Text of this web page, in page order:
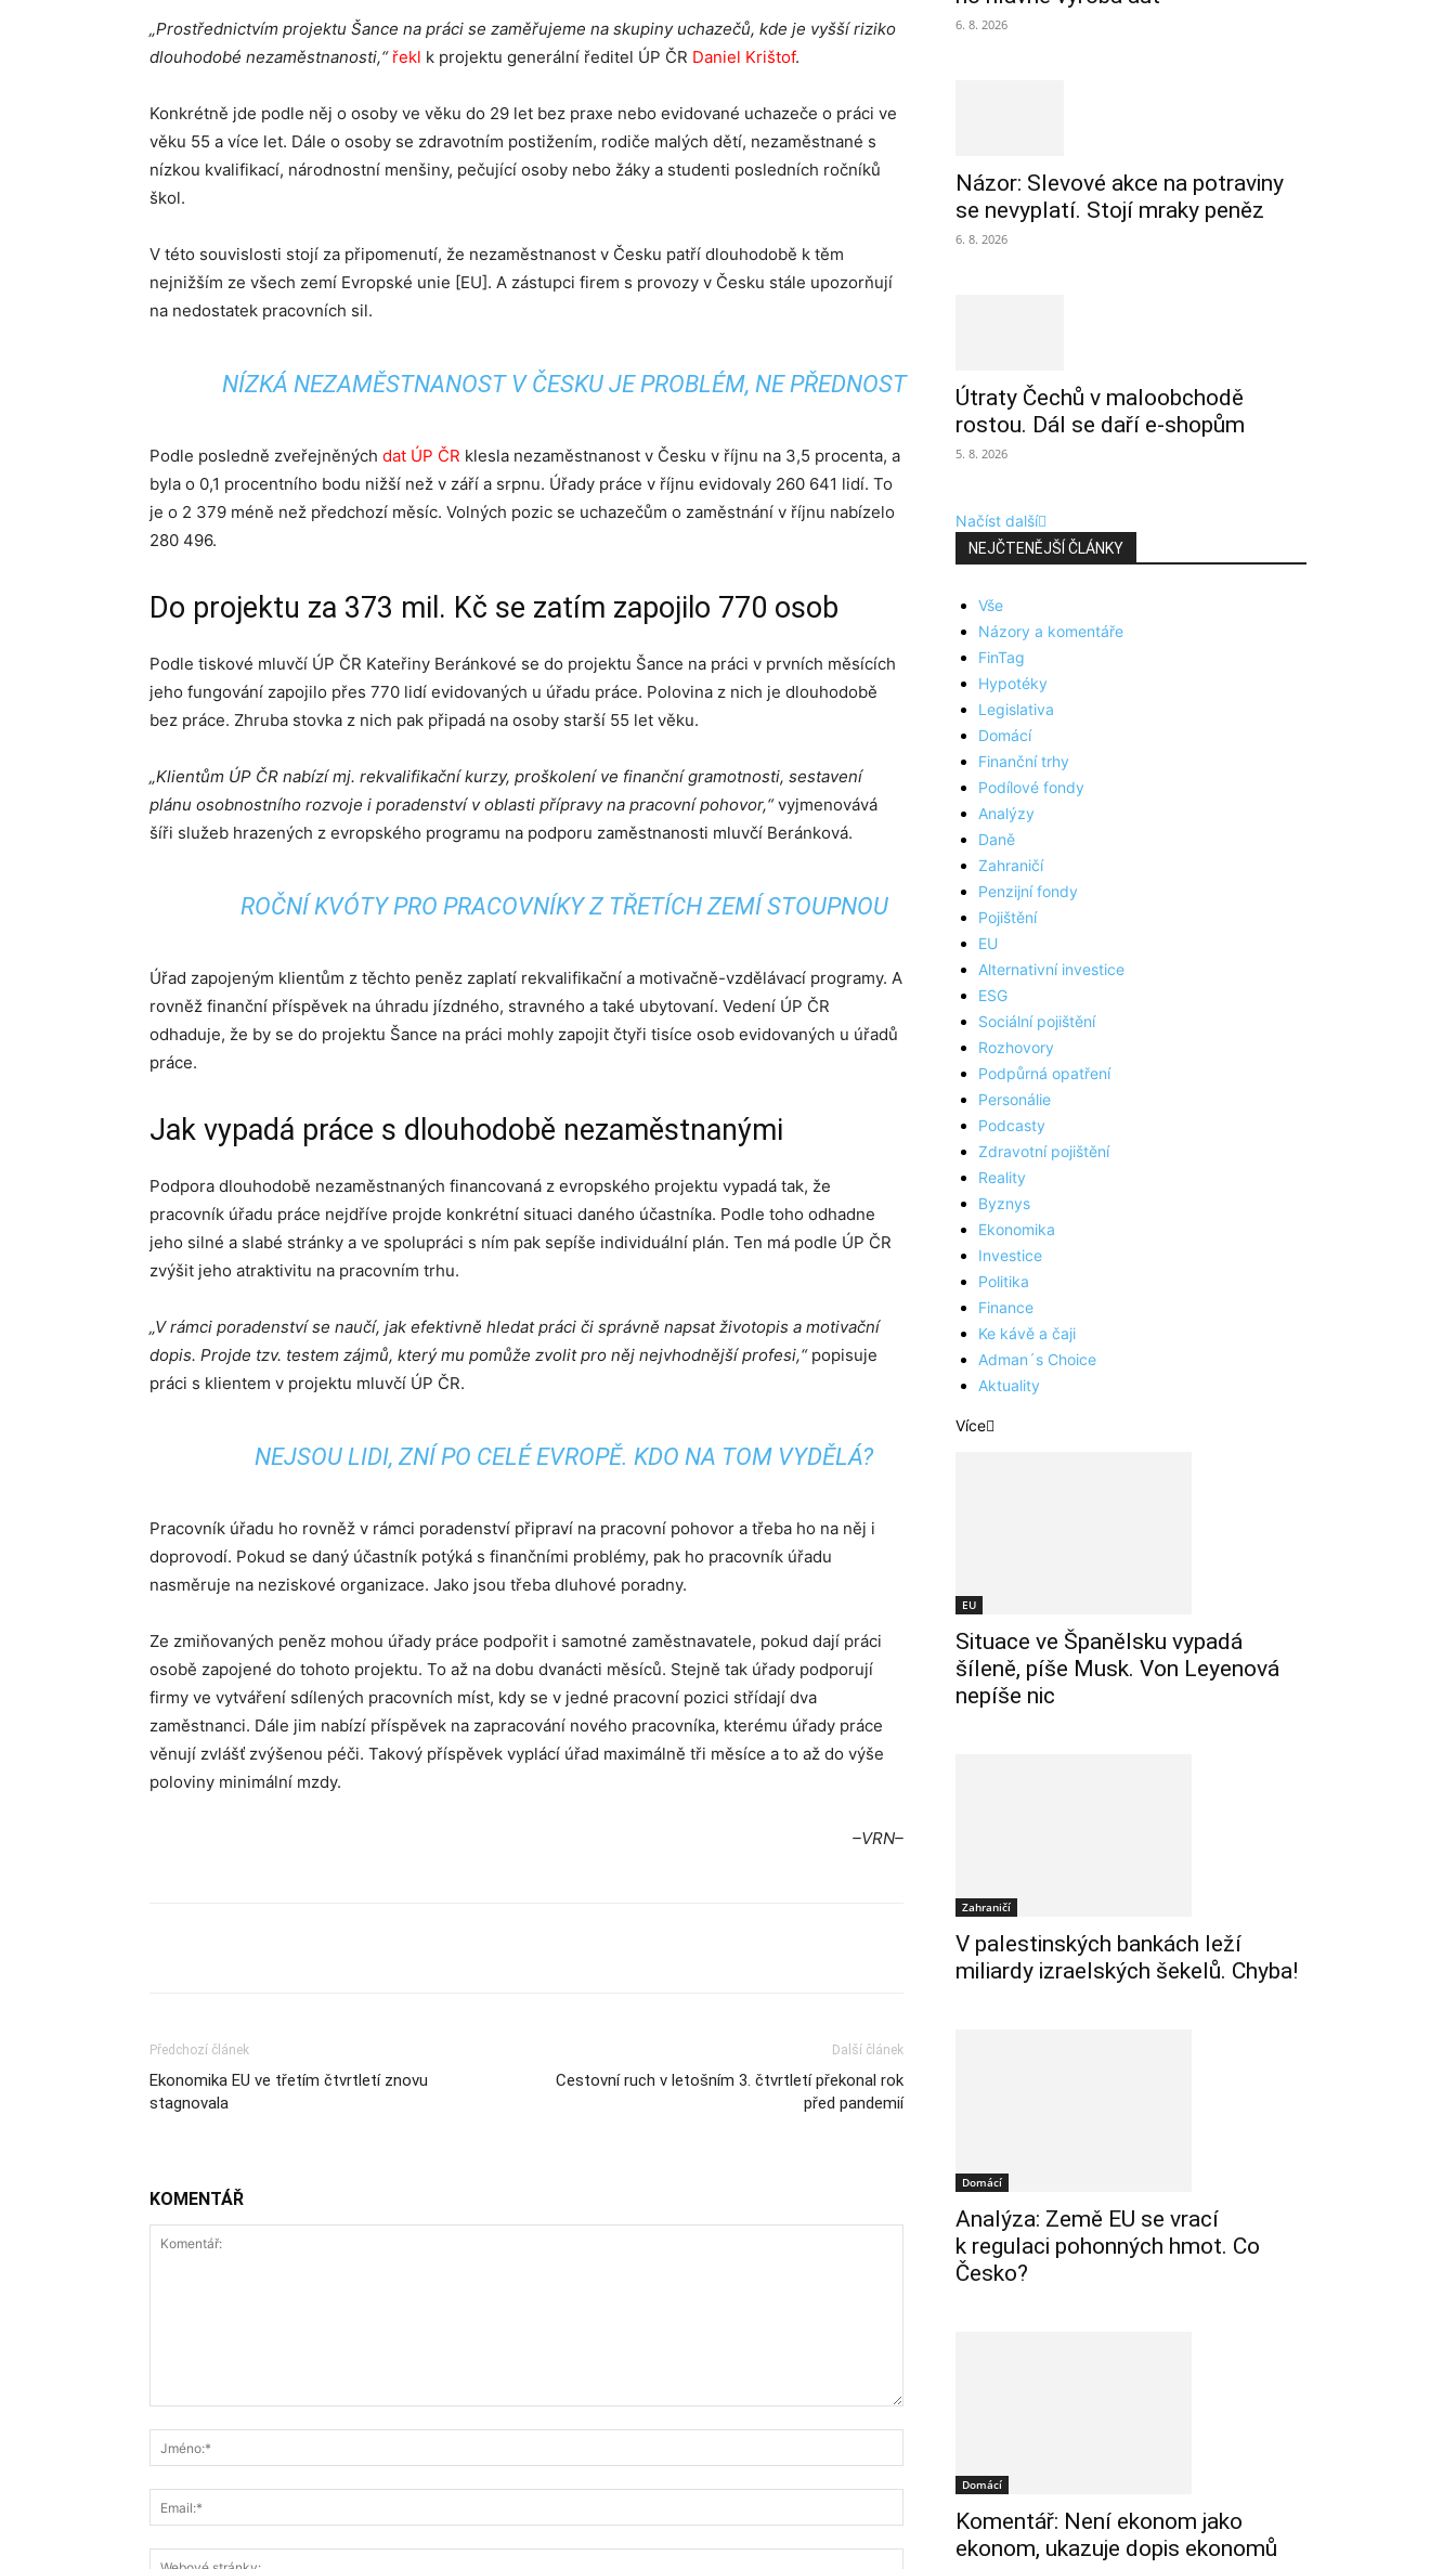
„Prostřednictvím projektu Šance na práci se zaměřujeme na skupiny uchazečů, kde je vyšší riziko
dlouhodobé nezaměstnanosti,“ řekl k projektu generální ředitel ÚP ČR Daniel Krištof.
Konkrétně jde podle něj o osoby ve věku do 29 let bez praxe nebo evidované uchazeče o práci ve
věku 55 a více let. Dále o osoby se zdravotním postižením, rodiče malých dětí, nezaměstnané s
nízkou kvalifikací, národnostní menšiny, pečující osoby nebo žáky a studenti posledních ročníků
škol.
V této souvislosti stojí za připomenutí, že nezaměstnanost v Česku patří dlouhodobě k těm
nejnižším ze všech zemí Evropské unie [EU]. A zástupci firem s provozy v Česku stále upozorňují
na nedostatek pracovních sil.
NÍZKÁ NEZAMĚSTNANOST V ČESKU JE PROBLÉM, NE PŘEDNOST
Podle posledně zveřejněných dat ÚP ČR klesla nezaměstnanost v Česku v říjnu na 3,5 procenta, a
byla o 0,1 procentního bodu nižší než v září a srpnu. Úřady práce v říjnu evidovaly 260 641 lidí. To
je o 2 379 méně než předchozí měsíc. Volných pozic se uchazečům o zaměstnání v říjnu nabízelo
280 496.
Do projektu za 373 mil. Kč se zatím zapojilo 770 osob
Podle tiskové mluvčí ÚP ČR Kateřiny Beránkové se do projektu Šance na práci v prvních měsících
jeho fungování zapojilo přes 770 lidí evidovaných u úřadu práce. Polovina z nich je dlouhodobě
bez práce. Zhruba stovka z nich pak připadá na osoby starší 55 let věku.
„Klientům ÚP ČR nabízí mj. rekvalifikační kurzy, proškolení ve finanční gramotnosti, sestavení
plánu osobnostního rozvoje i poradenství v oblasti přípravy na pracovní pohovor,“vyjmenovává
šíři služeb hrazených z evropského programu na podporu zaměstnanosti mluvčí Beránková.
ROČNÍ KVÓTY PRO PRACOVNÍKY Z TŘETÍCH ZEMÍ STOUPNOU
Úřad zapojeným klientům z těchto peněz zaplatí rekvalifikační a motivačně-vzdělávací programy. A
rovněž finanční příspěvek na úhradu jízdného, stravného a také ubytovaní. Vedení ÚP ČR
odhaduje, že by se do projektu Šance na práci mohly zapojit čtyři tisíce osob evidovaných u úřadů
práce.
Jak vypadá práce s dlouhodobě nezaměstnanými
Podpora dlouhodobě nezaměstnaných financovaná z evropského projektu vypadá tak, že
pracovník úřadu práce nejdříve projde konkrétní situaci daného účastníka. Podle toho odhadne
jeho silné a slabé stránky a ve spolupráci s ním pak sepíše individuální plán. Ten má podle ÚP ČR
zvýšit jeho atraktivitu na pracovním trhu.
„V rámci poradenství se naučí, jak efektivně hledat práci či správně napsat životopis a motivační
dopis. Projde tzv. testem zájmů, který mu pomůže zvolit pro něj nejvhodnější profesi,“ popisuje
práci s klientem v projektu mluvčí ÚP ČR.
NEJSOU LIDI, ZNÍ PO CELÉ EVROPĚ. KDO NA TOM VYDĚLÁ?
Pracovník úřadu ho rovněž v rámci poradenství připraví na pracovní pohovor a třeba ho na něj i
doprovodí. Pokud se daný účastník potýká s finančními problémy, pak ho pracovník úřadu
nasměruje na neziskové organizace. Jako jsou třeba dluhové poradny.
Ze zmiňovaných peněz mohou úřady práce podpořit i samotné zaměstnavatele, pokud dají práci
osobě zapojené do tohoto projektu. To až na dobu dvanácti měsíců. Stejně tak úřady podporují
firmy ve vytváření sdílených pracovních míst, kdy se v jedné pracovní pozici střídají dva
zaměstnanci. Dále jim nabízí příspěvek na zapracování nového pracovníka, kterému úřady práce
věnují zvlášť zvýšenou péči. Takový příspěvek vyplácí úřad maximálně tři měsíce a to až do výše
poloviny minimální mzdy.
–VRN–
Předchozí článek
Ekonomika EU ve třetím čtvrtletí znovu
stagnovala
Další článek
Cestovní ruch v letošním 3. čtvrtletí překonal rok
před pandemií
KOMENTÁŘ
6. 8. 2026
Názor: Slevové akce na potraviny
se nevyplatí. Stojí mraky peněz
6. 8. 2026
Útraty Čechů v maloobchodě
rostou. Dál se daří e-shopům
5. 8. 2026
Načíst další
NEJČTENĚJŠÍ ČLÁNKY
Vše
Názory a komentáře
FinTag
Hypotéky
Legislativa
Domácí
Finanční trhy
Podílové fondy
Analýzy
Daně
Zahraničí
Penzijní fondy
Pojištění
EU
Alternativní investice
ESG
Sociální pojištění
Rozhovory
Podpůrná opatření
Personálie
Podcasty
Zdravotní pojištění
Reality
Byznys
Ekonomika
Investice
Politika
Finance
Ke kávě a čaji
Adman´s Choice
Aktuality
Více
EU
Situace ve Španělsku vypadá
šíleně, píše Musk. Von Leyenová
nepíše nic
Zahraničí
V palestinských bankách leží
miliardy izraelských šekelů. Chyba!
Domácí
Analýza: Země EU se vrací
k regulaci pohonných hmot. Co
Česko?
Domácí
Komentář: Není ekonom jako
ekonom, ukazuje dopis ekonomů